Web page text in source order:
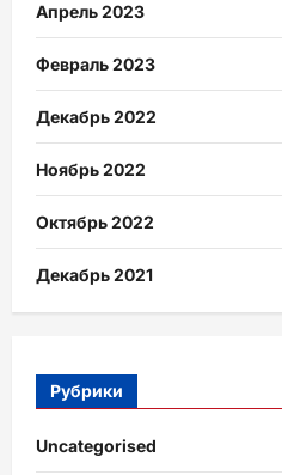
Апрель 2023
Февраль 2023
Декабрь 2022
Ноябрь 2022
Октябрь 2022
Декабрь 2021
Рубрики
Uncategorised